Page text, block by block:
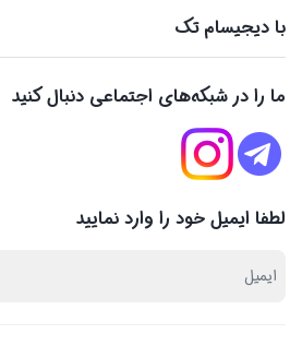
با دیجیسام تک
ما را در شبکه‌های اجتماعی دنبال کنید
لطفا ایمیل خود را وارد نمایید